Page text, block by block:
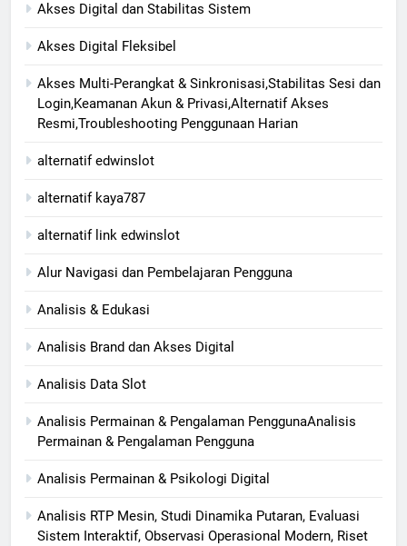
Akses Digital dan Stabilitas Sistem
Akses Digital Fleksibel
Akses Multi-Perangkat & Sinkronisasi,Stabilitas Sesi dan
Login,Keamanan Akun & Privasi,Alternatif Akses
Resmi,Troubleshooting Penggunaan Harian
alternatif edwinslot
alternatif kaya787
alternatif link edwinslot
Alur Navigasi dan Pembelajaran Pengguna
Analisis & Edukasi
Analisis Brand dan Akses Digital
Analisis Data Slot
Analisis Permainan & Pengalaman PenggunaAnalisis
Permainan & Pengalaman Pengguna
Analisis Permainan & Psikologi Digital
Analisis RTP Mesin, Studi Dinamika Putaran, Evaluasi
Sistem Interaktif, Observasi Operasional Modern, Riset